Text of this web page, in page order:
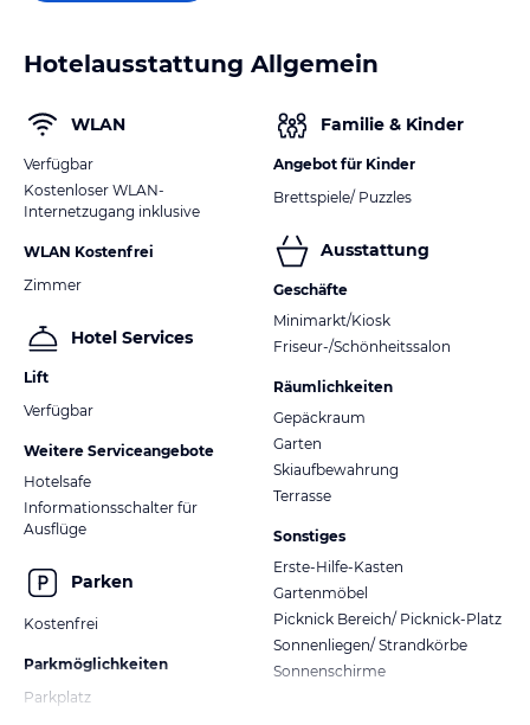
Hotelausstattung Allgemein
WLAN
Verfügbar
Kostenloser WLAN-
Internetzugang inklusive
WLAN Kostenfrei
Zimmer
Hotel Services
Lift
Verfügbar
Weitere Serviceangebote
Hotelsafe
Informationsschalter für
Ausflüge
Parken
Kostenfrei
Parkmöglichkeiten
Parkplatz
Familie & Kinder
Angebot für Kinder
Brettspiele/ Puzzles
Ausstattung
Geschäfte
Minimarkt/Kiosk
Friseur-/Schönheitssalon
Räumlichkeiten
Gepäckraum
Garten
Skiaufbewahrung
Terrasse
Sonstiges
Erste-Hilfe-Kasten
Gartenmöbel
Picknick Bereich/ Picknick-Platz
Sonnenliegen/ Strandkörbe
Sonnenschirme